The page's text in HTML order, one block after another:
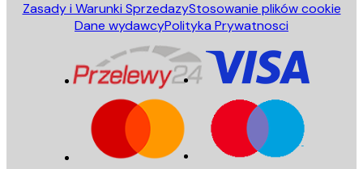
Zasady i Warunki SprzedazyStosowanie plików cookie
Dane wydawcyPolityka Prywatnosci